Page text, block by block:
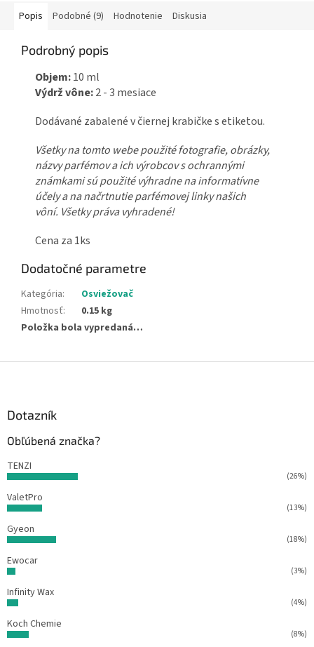
Popis Podobné (9) Hodnotenie Diskusia
Podrobný popis
Objem:10 ml
Výdrž vône:2 - 3 mesiace
Dodávané zabalené v čiernej krabičke s etiketou.
Všetky na tomto webe použité fotografie, obrázky,
názvy parfémov a ich výrobcov s ochrannými
známkami sú použité výhradne na informatívne
účely a na načrtnutie parfémovej linky našich
vôní. Všetky práva vyhradené!
Cena za 1ks
Dodatočné parametre
Kategória:
Osviežovač
Hmotnosť:
0.15 kg
Položka bola vypredaná…
Dotazník
Obľúbená značka?
TENZI
(26%)
ValetPro
(13%)
Gyeon
(18%)
Ewocar
(3%)
Infinity Wax
(4%)
Koch Chemie
(8%)